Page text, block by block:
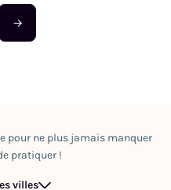
→
pour ne plus jamais manquer
pratiquer !
villes